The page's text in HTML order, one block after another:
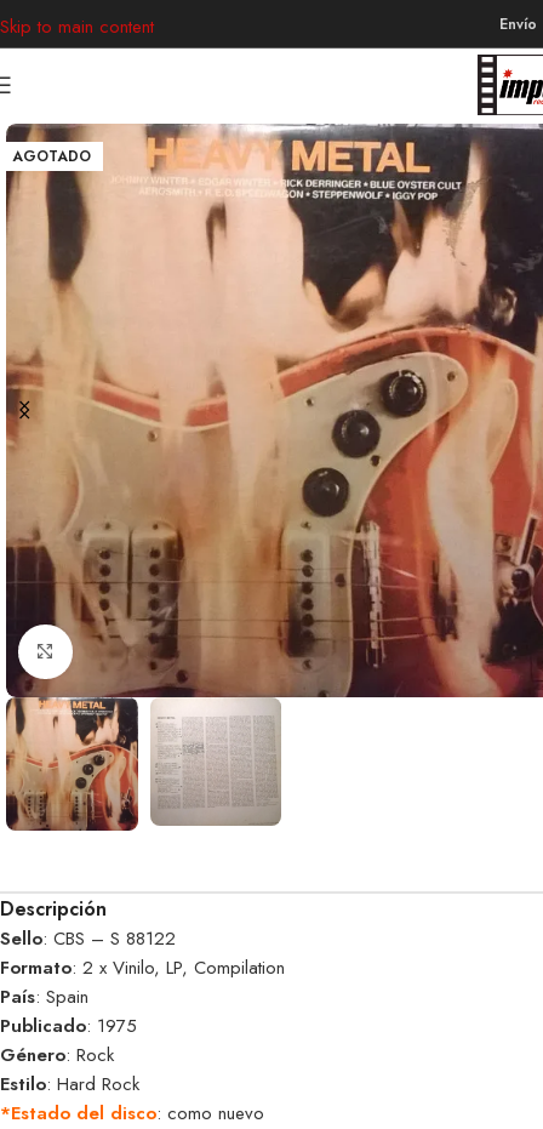
Skip to main content
AGOTADO
Clic para ampliar
Descripción
Sello: CBS – S 88122
Formato: 2 x Vinilo, LP, Compilation
País: Spain
Publicado: 1975
Género: Rock
Estilo: Hard Rock
*Estado del disco: como nuevo